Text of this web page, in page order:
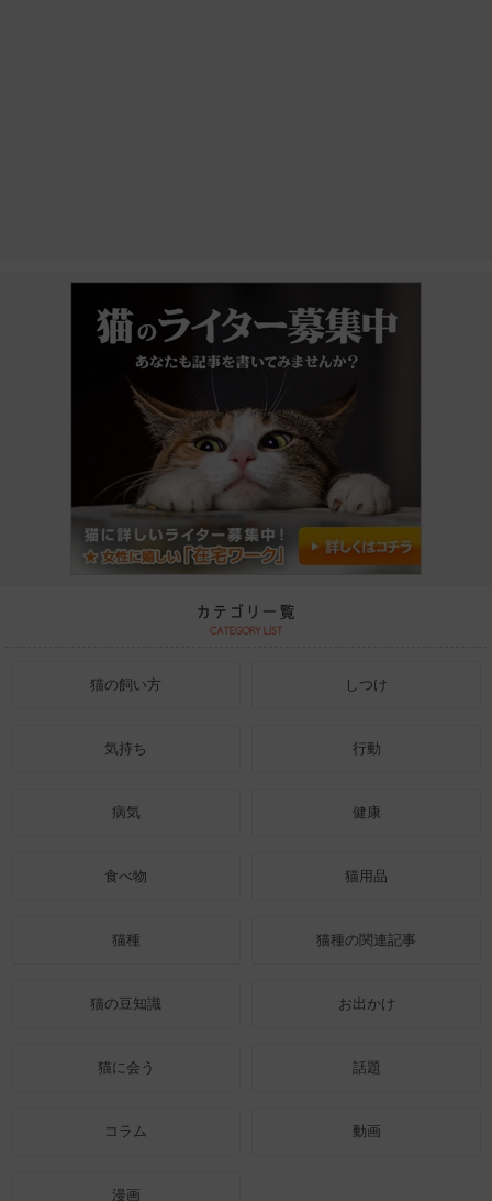
猫の飼い方 しつけ
気持ち 行動
病気 健康
食べ物 猫用品
猫種 猫種の関連記事
猫の豆知識 お出かけ
猫に会う 話題
コラム 動画
漫画